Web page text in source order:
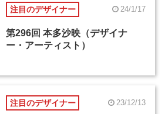
注目のデザイナー 24/1/17
第296回 本多沙映（デザイナ
ー・アーティスト）
注目のデザイナー 23/12/13